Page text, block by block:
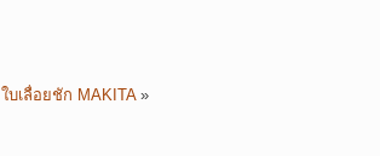
ใบเลื่อยชัก MAKITA»